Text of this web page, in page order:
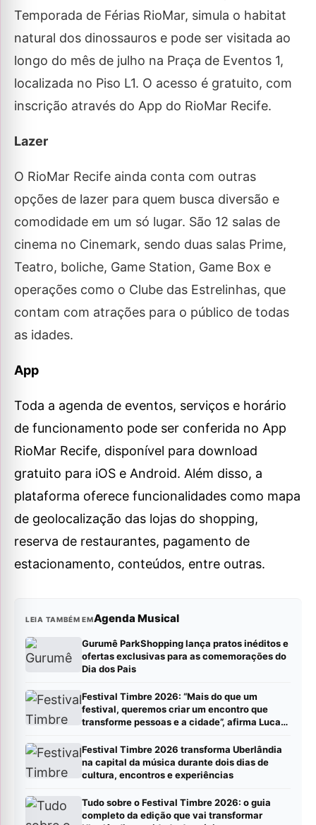
Temporada de Férias RioMar, simula o habitat
natural dos dinossauros e pode ser visitada ao
longo do mês de julho na Praça de Eventos 1,
localizada no Piso L1. O acesso é gratuito, com
inscrição através do App do RioMar Recife.
Lazer
O RioMar Recife ainda conta com outras
opções de lazer para quem busca diversão e
comodidade em um só lugar. São 12 salas de
cinema no Cinemark, sendo duas salas Prime,
Teatro, boliche, Game Station, Game Box e
operações como o Clube das Estrelinhas, que
contam com atrações para o público de todas
as idades.
App
Toda a agenda de eventos, serviços e horário
de funcionamento pode ser conferida no App
RioMar Recife, disponível para download
gratuito para iOS e Android. Além disso, a
plataforma oferece funcionalidades como mapa
de geolocalização das lojas do shopping,
reserva de restaurantes, pagamento de
estacionamento, conteúdos, entre outras.
LEIA TAMBÉM EMAgenda Musical
Gurumê ParkShopping lança pratos inéditos e
ofertas exclusivas para as comemorações do
Dia dos Pais
Festival Timbre 2026: “Mais do que um
festival, queremos criar um encontro que
transforme pessoas e a cidade”, afirma Lucas
Festival Timbre 2026 transforma Uberlândia
na capital da música durante dois dias de
cultura, encontros e experiências
Tudo sobre o Festival Timbre 2026: o guia
completo da edição que vai transformar